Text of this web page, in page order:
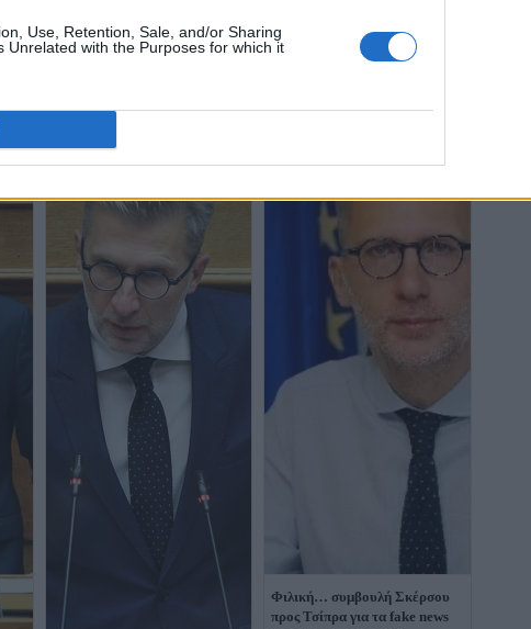
Use, Retention, Sale, and/or Sharing
Unrelated with the Purposes for which it
Φιλική… συμβουλή Σκέρσου
προς Τσίπρα για τα fake news